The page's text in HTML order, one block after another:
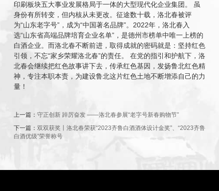
印刷板块五大事业发展格局于一体的大型现代化企业集团。 虽
身份有所转变，但内核从未更改。征途数十载，洛北春被评
为“山东老字号”，成为“中国著名品牌”。2022年，洛北春入
选“山东省高端品牌培育企业名单”，是德州市榜单中唯一上榜的
白酒企业。而洛北春不断前进，取得成就的密码就是：坚持红色
引领，不忘“家乡荣耀洛北春”的责任。 在党的指引和护航下，洛
北春会继续把红色故事讲下去，传承红色基因，发扬鲁北红色精
神，专注本职本责，为建设鲁北这片红色土地不断增添自己的力
量！
上一篇： 守正创新 踔厉奋发 ——洛北春参展“老字号新春购物节”
下一篇： 双双获奖丨洛北春荣获“2023齐鲁白酒酒体设计金奖”、“2023齐鲁
白酒优级”荣誉称号